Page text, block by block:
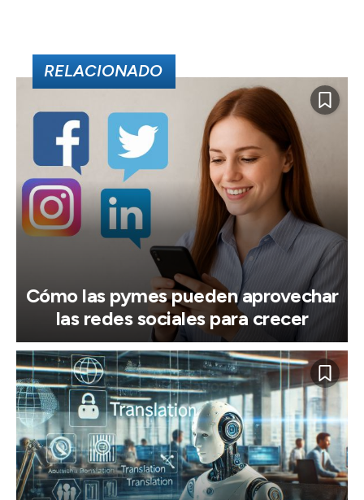
RELACIONADO
Cómo las pymes pueden aprovechar
las redes sociales para crecer